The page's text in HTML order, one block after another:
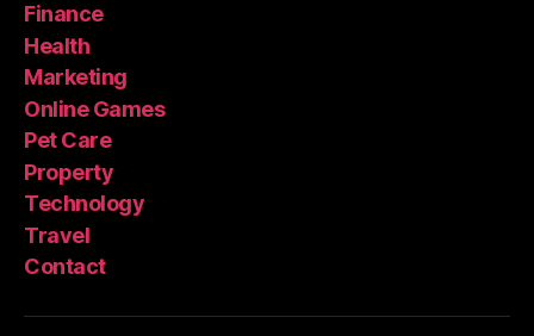
Finance
Health
Marketing
Online Games
Pet Care
Property
Technology
Travel
Contact